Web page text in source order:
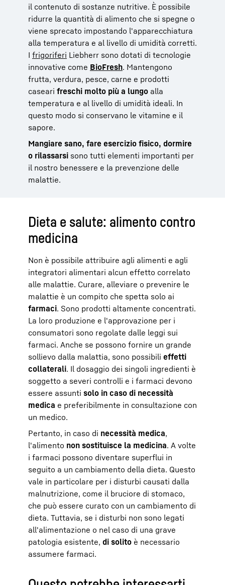
il contenuto di sostanze nutritive. È possibile
ridurre la quantità di alimento che si spegne o
viene sprecato impostando l'apparecchiatura
alla temperatura e al livello di umidità corretti.
I frigoriferi Liebherr sono dotati di tecnologie
innovative come BioFresh. Mantengono
frutta, verdura, pesce, carne e prodotti
caseari freschi molto più a lungo alla
temperatura e al livello di umidità ideali. In
questo modo si conservano le vitamine e il
sapore.
Mangiare sano, fare esercizio fisico, dormire
o rilassarsi sono tutti elementi importanti per
il nostro benessere e la prevenzione delle
malattie.
Dieta e salute: alimento contro
medicina
Non è possibile attribuire agli alimenti e agli
integratori alimentari alcun effetto correlato
alle malattie. Curare, alleviare o prevenire le
malattie è un compito che spetta solo ai
farmaci. Sono prodotti altamente concentrati.
La loro produzione e l'approvazione per i
consumatori sono regolate dalle leggi sui
farmaci. Anche se possono fornire un grande
sollievo dalla malattia, sono possibili effetti
collaterali. Il dosaggio dei singoli ingredienti è
soggetto a severi controlli e i farmaci devono
essere assunti solo in caso di necessità
medica e preferibilmente in consultazione con
un medico.
Pertanto, in caso di necessità medica,
l'alimento non sostituisce la medicina. A volte
i farmaci possono diventare superflui in
seguito a un cambiamento della dieta. Questo
vale in particolare per i disturbi causati dalla
malnutrizione, come il bruciore di stomaco,
che può essere curato con un cambiamento di
dieta. Tuttavia, se i disturbi non sono legati
all'alimentazione o nel caso di una grave
patologia esistente, di solito è necessario
assumere farmaci.